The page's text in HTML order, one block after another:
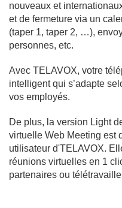
nouveaux et
et de fermeture via un
(taper 1, taper 2, …),
personnes, etc.
Avec TELAVOX, votre
intelligent qui s’adapte
vos employés.
De plus, la version Light
virtuelle Web Meeting est
utilisateur d'TELAVOX.
réunions virtuelles en 1
partenaires ou